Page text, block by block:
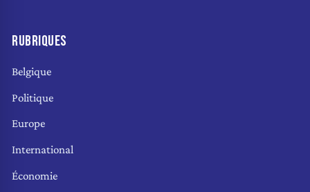
RUBRIQUES
Belgique
Politique
Europe
International
Économie